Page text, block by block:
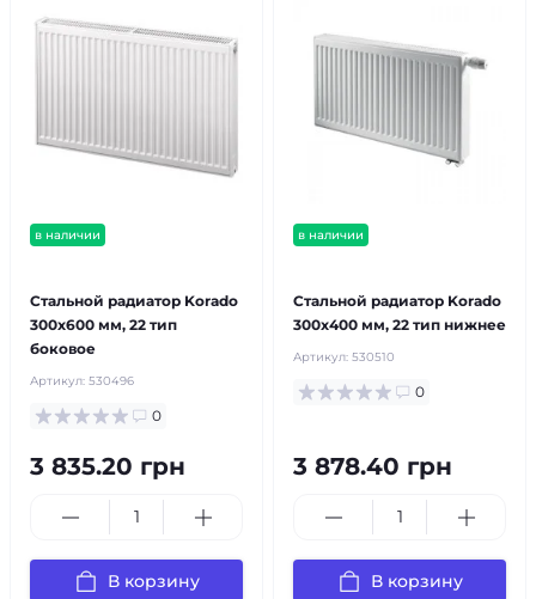
в наличии
Стальной радиатор Korado
300x600 мм, 22 тип
боковое
Артикул: 530496
0
3 835.20 грн
В корзину
в наличии
Стальной радиатор Korado
300x400 мм, 22 тип нижнее
Артикул: 530510
0
3 878.40 грн
В корзину